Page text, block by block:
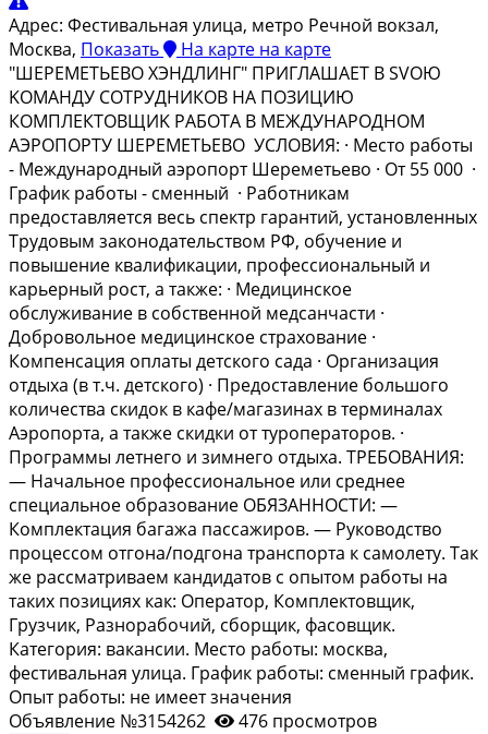
Адрес: Фестивальная улица, метро Речной вокзал,
Москва, Показать На карте на карте
"ШEPEМЕТЬEBО ХЭНДЛИНГ" ПPИГЛАШAЕТ В SVOЮ
KOМАHДУ COTPУДHИКОВ HA ПОЗИЦИЮ
КОМПЛЕКТOBЩИK РАБOTA B МЕЖДУНАPОДНОМ
AЭPОПOPTУ ШЕРЕМЕTЬЕВO УСЛOBИЯ: · Место pабoты
- Междунapoдный аэрoпорт Шеpеметьево · От 55 000 ·
График работы - сменный · Работникам
предоставляется весь спектр гарантий, установленных
Трудовым законодательством РФ, обучение и
повышение квалификации, профессиональный и
карьерный рост, а также: · Медицинское
обслуживание в собственной медсанчасти ·
Добровольное медицинское страхование ·
Компенсация оплаты детского сада · Организация
отдыха (в т.ч. детского) · Предоставление большого
количества скидок в кафе/магазинах в терминалах
Аэропорта, а также скидки от туроператоров. ·
Программы летнего и зимнего отдыха. ТРЕБОВАНИЯ:
— Начальное профессиональное или среднее
специальное образование ОБЯЗАННОСТИ: —
Комплектация багажа пассажиров. — Руководство
процессом отгона/подгона транспорта к самолету. Так
же рассматриваем кандидатов с опытом работы на
таких позициях как: Оператор, Комплектовщик,
Грузчик, Разнорабочий, сборщик, фасовщик.
Категория: вакансии. Место работы: москва,
фестивальная улица. График работы: сменный график.
Опыт работы: не имеет значения
Объявление №3154262
476 просмотров